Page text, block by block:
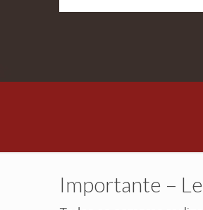
Importante –